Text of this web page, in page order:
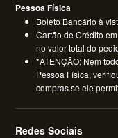
Pessoa Física
Boleto Bancário à
Cartão de Crédito
no valor total do
*ATENÇÃO: Nem
Pessoa Física,
compras se ele
Redes Sociais